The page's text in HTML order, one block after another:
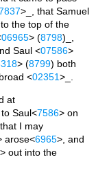
>_, that Samuel
the top of the
06965> (8798)_,
Saul <07586>
> (8799) both
<02351>_.
at
Saul<7586> on
I may
arose<6965>, and
> out into the